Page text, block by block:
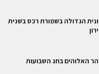
הגדולה בשמורת רכס בשנית
האלוהים בחג השבועות